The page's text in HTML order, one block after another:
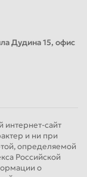
Дудина 15, офис
сайт
и ни при
определяемой
Российской
о